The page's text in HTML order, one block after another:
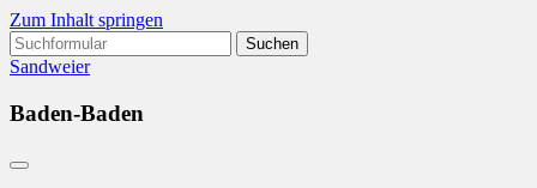
Zum Inhalt springen
Suchen
nach:
Sandweier
Baden-Baden